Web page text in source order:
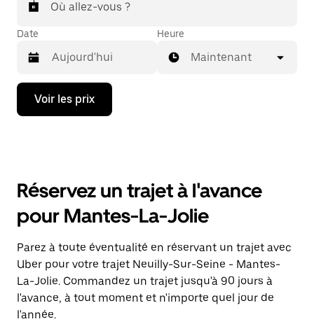
Où allez-vous ?
Date
Appuyez
la
ouvrir
calendrier
et
sélectionner
une
date.
Appuyez
sur
la
touche
Heure
Maintenant
Voir les prix
Réservez un trajet à l'avance
pour Mantes-La-Jolie
Parez à toute éventualité en réservant un trajet avec
Uber pour votre trajet Neuilly-Sur-Seine - Mantes-
La-Jolie. Commandez un trajet jusqu'à 90 jours à
l'avance, à tout moment et n'importe quel jour de
l'année.